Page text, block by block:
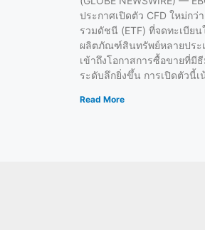
ประกาศเปิดตัว CFD ใหม่กว่
รวมดัชนี (ETF) ที่จดทะเบีย
ผลิตภัณฑ์สินทรัพย์หลายประ
เข้าถึงโอกาสการซื้อขายที่มี
ระดับลึกยิ่งขึ้น การเปิดตัวนี้
Read More